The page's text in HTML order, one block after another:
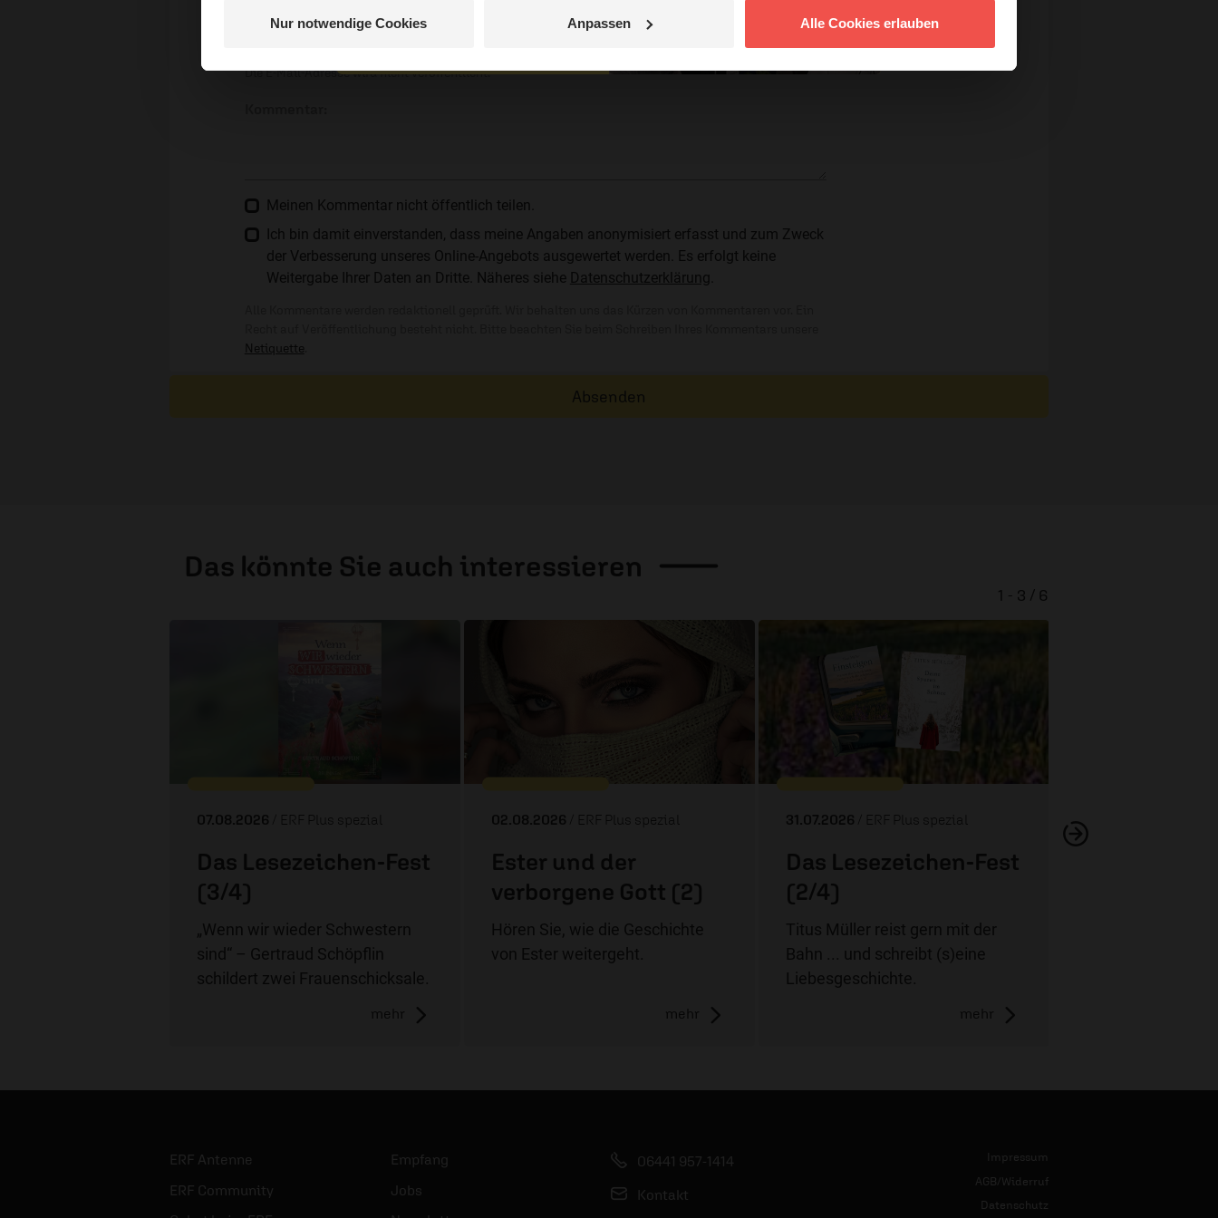
Nur notwendige Cookies Anpassen Alle Cookies erlauben
Die E-Mail-Adresse wird nicht veröffentlicht.
Meinen Kommentar nicht öffentlich teilen.
Ich bin damit einverstanden, dass meine Angaben anonymisiert erfasst und zum Zweck
der Verbesserung unseres Online-Angebots ausgewertet werden. Es erfolgt keine
Weitergabe Ihrer Daten an Dritte. Näheres siehe Datenschutzerklärung
Netiquette
Absenden
Das könnte Sie auch interessieren
07.08.2026 / ERF Plus spezial
Das Lesezeichen-Fest
(3/4)
„Wenn wir wieder Schwestern
sind“ – Gertraud Schöpflin
schildert zwei Frauenschicksale.
mehr
02.08.2026 / ERF Plus spezial
Ester und der
verborgene Gott (2)
Hören Sie, wie die Geschichte
von Ester weitergeht.
mehr
31.07.2026 / ERF Plus spezial
Das Lesezeichen-Fest
(2/4)
Titus Müller reist gern mit der
Bahn ... und schreibt (s)eine
Liebesgeschichte.
mehr
1 - 3 / 6
ERF Antenne
ERF Community
Empfang
Jobs
06441 957-1414
Kontakt
Impressum
AGB/Widerruf
Datenschutz